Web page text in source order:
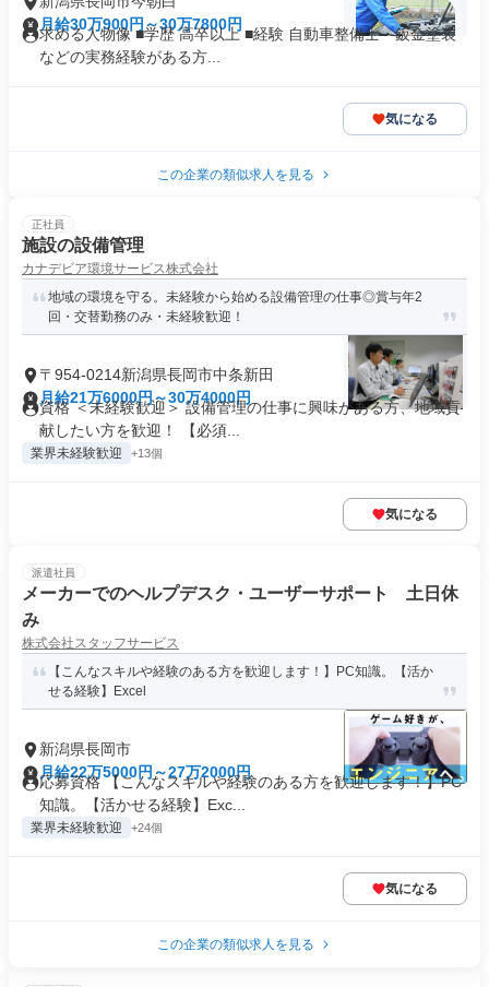
月給30万900円～30万7800円
求める人物像 ■学歴 高卒以上 ■経験 自動車整備士・鈑金塗装
などの実務経験がある方...
気になる
この企業の類似求人を見る
正社員
施設の設備管理
カナデビア環境サービス株式会社
地域の環境を守る。未経験から始める設備管理の仕事◎賞与年2
回・交替勤務のみ・未経験歓迎！
〒954-0214新潟県長岡市中条新田
月給21万6000円～30万4000円
資格 ＜未経験歓迎＞ 設備管理の仕事に興味がある方、地域貢
献したい方を歓迎！ 【必須...
業界未経験歓迎 +13個
気になる
派遣社員
メーカーでのヘルプデスク・ユーザーサポート 土日休
み
株式会社スタッフサービス
【こんなスキルや経験のある方を歓迎します！】PC知識。【活か
せる経験】Excel
新潟県長岡市
月給22万5000円～27万2000円
応募資格 【こんなスキルや経験のある方を歓迎します！】PC
知識。【活かせる経験】Exc...
業界未経験歓迎 +24個
気になる
この企業の類似求人を見る